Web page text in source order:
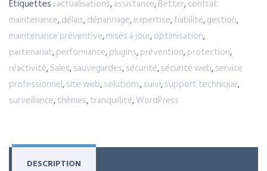
Étiquettes : actualisations,assistance,Better,contrat
maintenance,délais,dépannage,expertise,fiabilité,gestion,
maintenance préventive,mises à jour,optimisation,
partenariat,performance,plugins,prévention,protection,
réactivité,Sales,sauvegardes,sécurité,sécurité web,service
professionnel,site web,solutions,suivi,support technique,
surveillance,thèmes,tranquillité,WordPress
DESCRIPTION